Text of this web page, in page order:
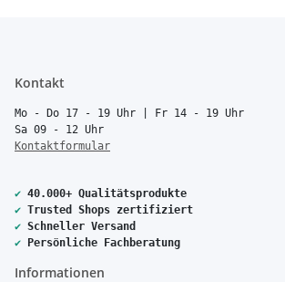
Kontakt
Mo - Do 17 - 19 Uhr | Fr 14 - 19 Uhr
Sa 09 - 12 Uhr
Kontaktformular
✔ 40.000+ Qualitätsprodukte
✔ Trusted Shops zertifiziert
✔ Schneller Versand
✔ Persönliche Fachberatung
Informationen